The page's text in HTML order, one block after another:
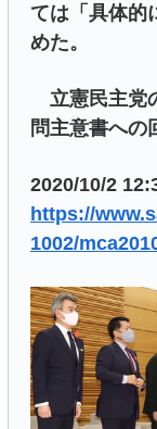
ては「具体的
めた。
立憲民主党
問主意書への
2020/10/2
https://
1002/